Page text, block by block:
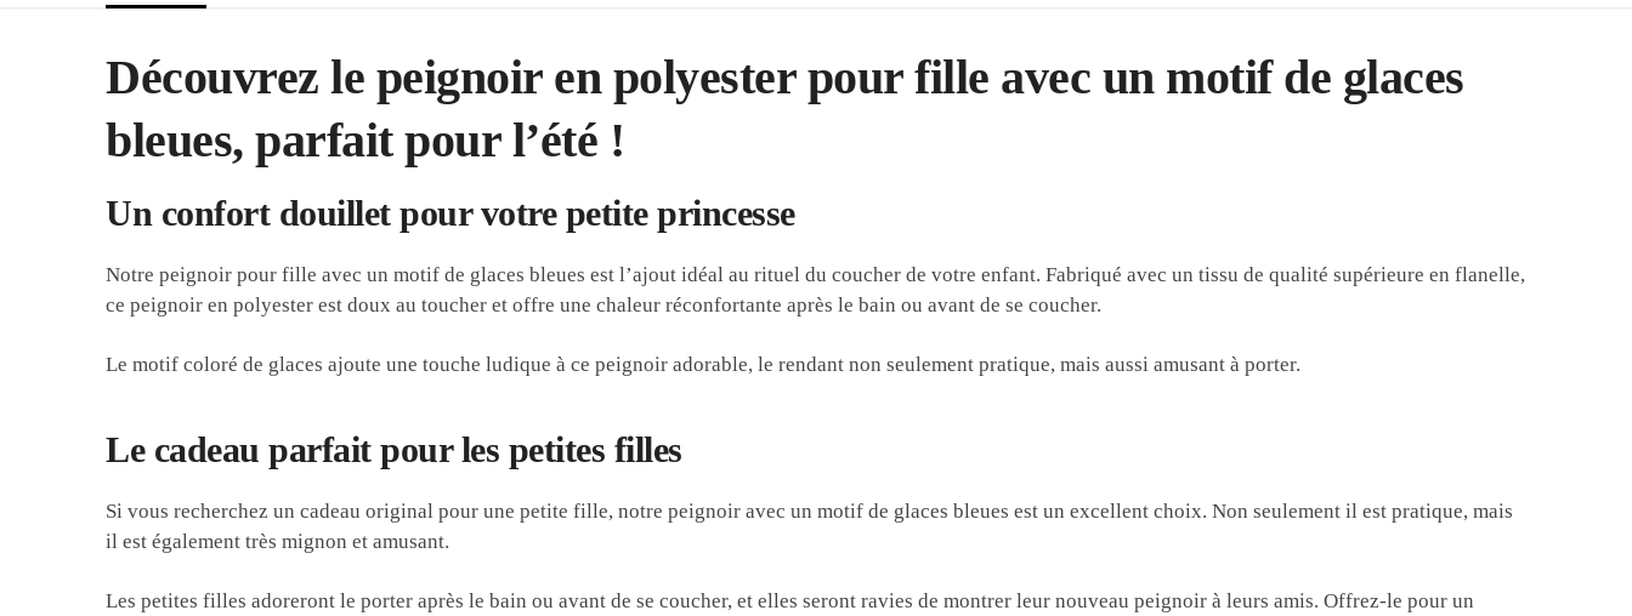
Découvrez le peignoir en polyester pour fille avec un motif de glaces
bleues, parfait pour l’été !
Un confort douillet pour votre petite princesse
Notre peignoir pour fille avec un motif de glaces bleues est l’ajout idéal au rituel du coucher de votre enfant. Fabriqué avec un tissu de qualité supérieure en flanelle,
ce peignoir en polyester est doux au toucher et offre une chaleur réconfortante après le bain ou avant de se coucher.
Le motif coloré de glaces ajoute une touche ludique à ce peignoir adorable, le rendant non seulement pratique, mais aussi amusant à porter.
Le cadeau parfait pour les petites filles
Si vous recherchez un cadeau original pour une petite fille, notre peignoir avec un motif de glaces bleues est un excellent choix. Non seulement il est pratique, mais
il est également très mignon et amusant.
Les petites filles adoreront le porter après le bain ou avant de se coucher, et elles seront ravies de montrer leur nouveau peignoir à leurs amis. Offrez-le pour un